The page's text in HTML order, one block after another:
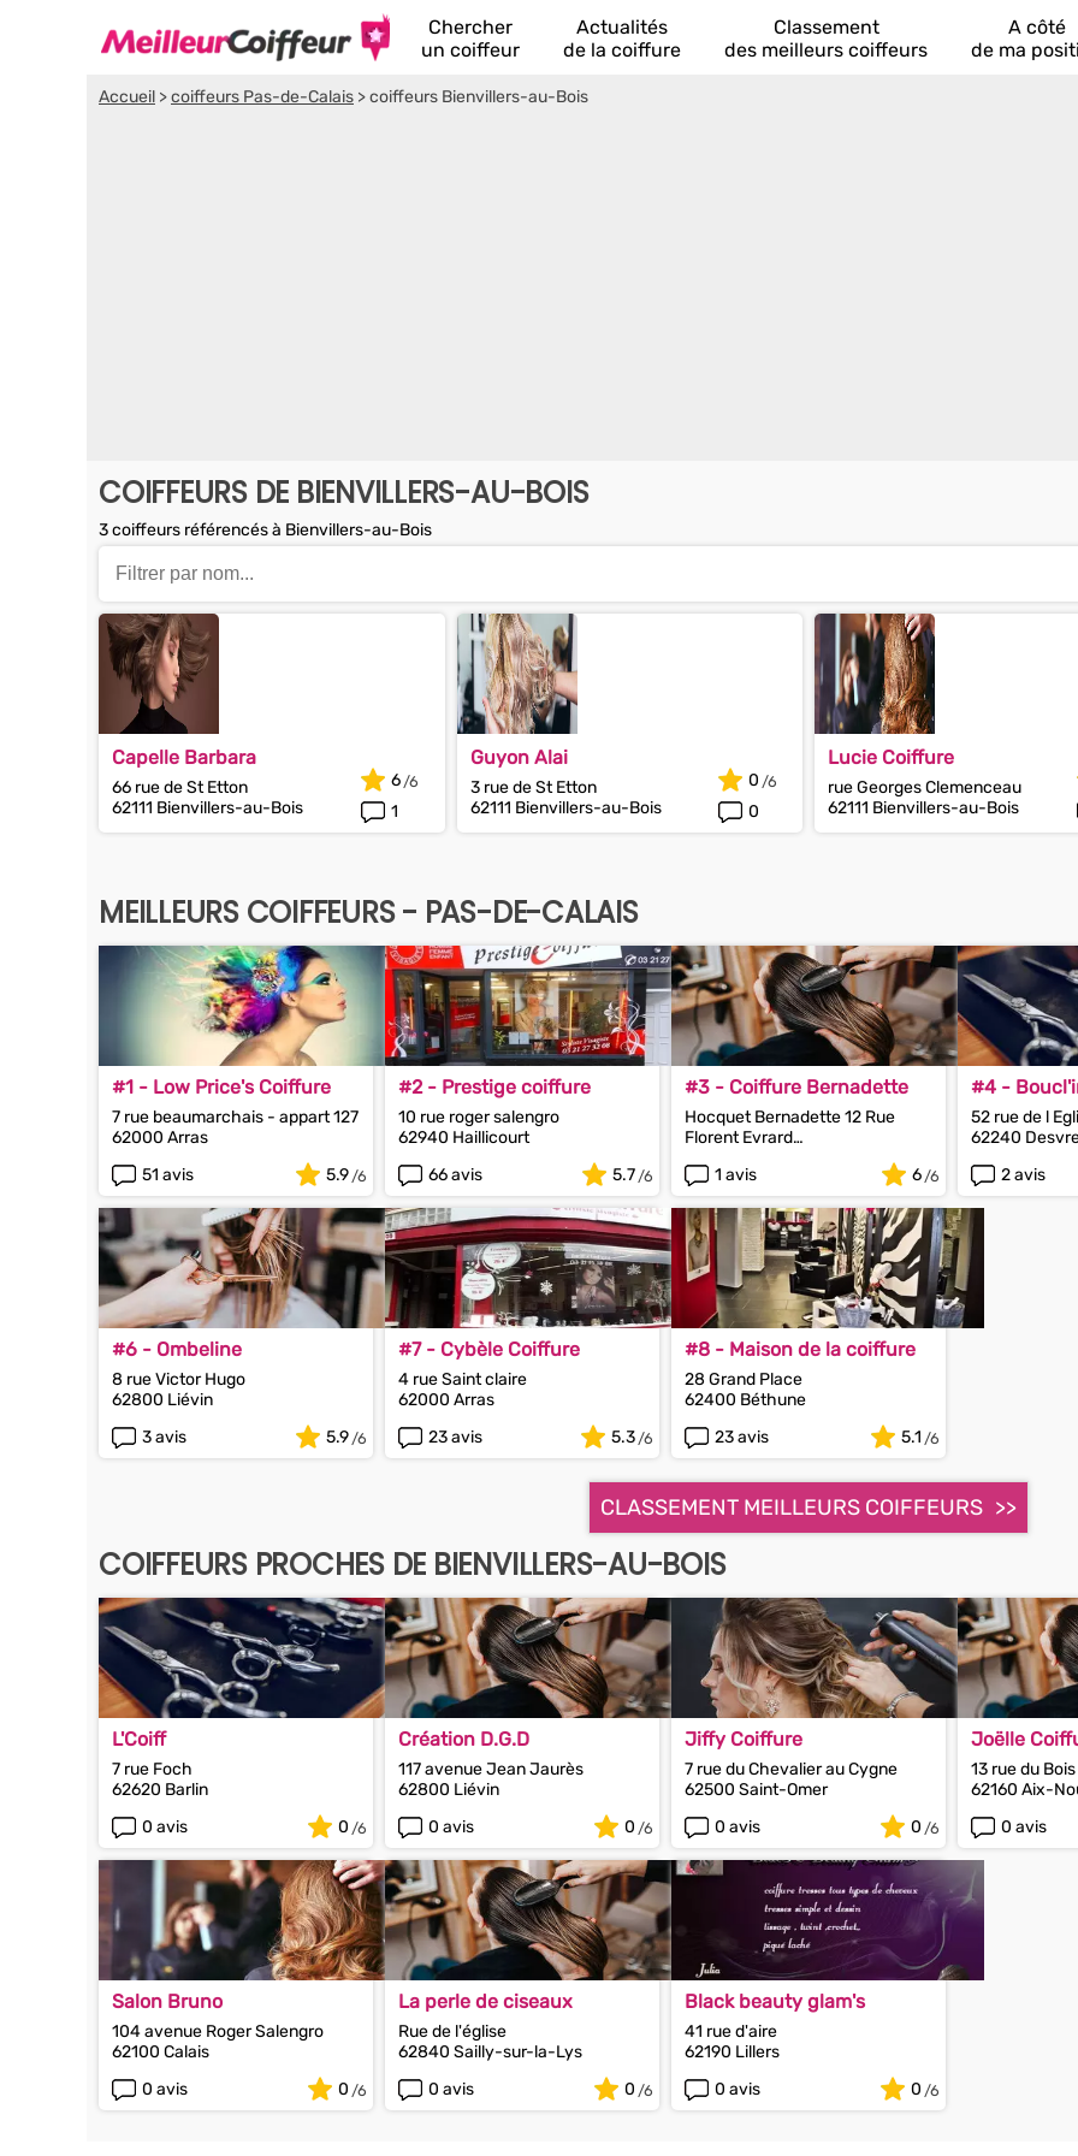
Chercher
un coiffeur
Actualités
de la coiffure
Classement
des meilleurs coiffeurs
A côté
de ma
Accueil >coiffeurs Pas-de-Calais >coiffeurs Bienvillers-au-Bois
COIFFEURS DE BIENVILLERS-AU-BOIS
3 coiffeurs référencés à Bienvillers-au-Bois
Capelle Barbara
66 rue de St Etton
62111 Bienvillers-au-Bois
1
6
Guyon Alai
3 rue de St Etton
62111 Bienvillers-au-Bois
0
0
Lucie Coiffure
rue Georges Clemenceau
62111 Bienvillers-au-Bois
MEILLEURS COIFFEURS - PAS-DE-CALAIS
#1 - Low Price's Coiffure
7 rue beaumarchais - appart 127
62000 Arras
51 avis
5.9
#2 - Prestige coiffure
10 rue roger salengro
62940 Haillicourt
66 avis
5.7
#3 - Coiffure Bernadette
Hocquet Bernadette 12 Rue
Florent Evrard
62580 Givenchy-en-Gohelle
1 avis 6
#4 -
52 rue de l
62240
2 avis
#6 - Ombeline
8 rue Victor Hugo
62800 Liévin
3 avis
5.9
#7 - Cybèle Coiffure
4 rue Saint claire
62000 Arras
23 avis
5.3
#8 - Maison de la coiffure
28 Grand Place
62400 Béthune
23 avis
5.1
CLASSEMENT MEILLEURS COIFFEURS
COIFFEURS PROCHES DE BIENVILLERS-AU-BOIS
L'Coiff
7 rue Foch
62620 Barlin
0 avis
0
Création D.G.D
117 avenue Jean Jaurès
62800 Liévin
0 avis
0
Jiffy Coiffure
7 rue du Chevalier au Cygne
62500 Saint-Omer
0 avis
0
Joëlle
13 rue du Bois
62160 Aix-
0 avis
Salon Bruno
104 avenue Roger Salengro
62100 Calais
0 avis
0
La perle de ciseaux
Rue de l'église
62840 Sailly-sur-la-Lys
0 avis
0
Black beauty glam's
41 rue d'aire
62190 Lillers
0 avis
0